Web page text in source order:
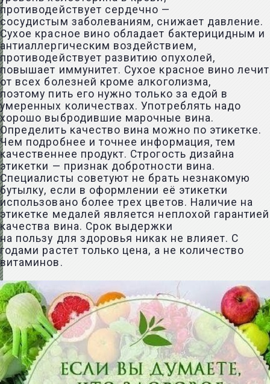
противодействует сердечно —
сосудистым заболеваниям, снижает давление.
Сухое красное вино обладает бактерицидным и
антиаллергическим воздействием,
противодействует развитию опухолей,
повышает иммунитет. Сухое красное вино лечит
от всех болезней кроме алкоголизма,
поэтому пить его нужно только за едой в
умеренных количествах. Употреблять надо
хорошо выбродившие марочные вина.
Определить качество вина можно по этикетке.
Чем подробнее и точнее информация, тем
качественнее продукт. Строгость дизайна
этикетки — признак добротности вина.
Специалисты советуют не брать незнакомую
бутылку, если в оформлении её этикетки
использовано более трех цветов. Наличие на
этикетке медалей является неплохой гарантией
качества вина. Срок выдержки
на пользу для здоровья никак не влияет. С
годами растет только цена, а не количество
витаминов.